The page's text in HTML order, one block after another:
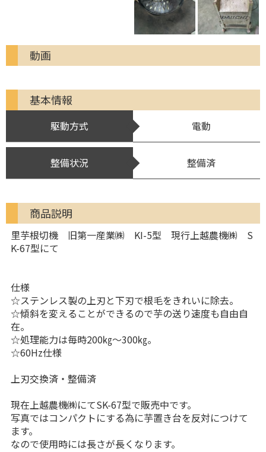
動画
基本情報
駆動方式 電動
整備状況 整備済
商品説明
里芋根切機 旧第一産業㈱ KI-5型 現行上越農機㈱ S
K-67型にて
仕様
☆ステンレス製の上刃と下刃で根毛をきれいに除去。
☆傾斜を変えることができるので芋の送り速度も自由自
在。
☆処理能力は毎時200㎏～300㎏。
☆60Hz仕様
上刃交換済・整備済
現在上越農機㈱にてSK-67型で販売中です。
写真ではコンパクトにする為に芋置き台を反対につけて
ます。
なので使用時には長さが長くなります。